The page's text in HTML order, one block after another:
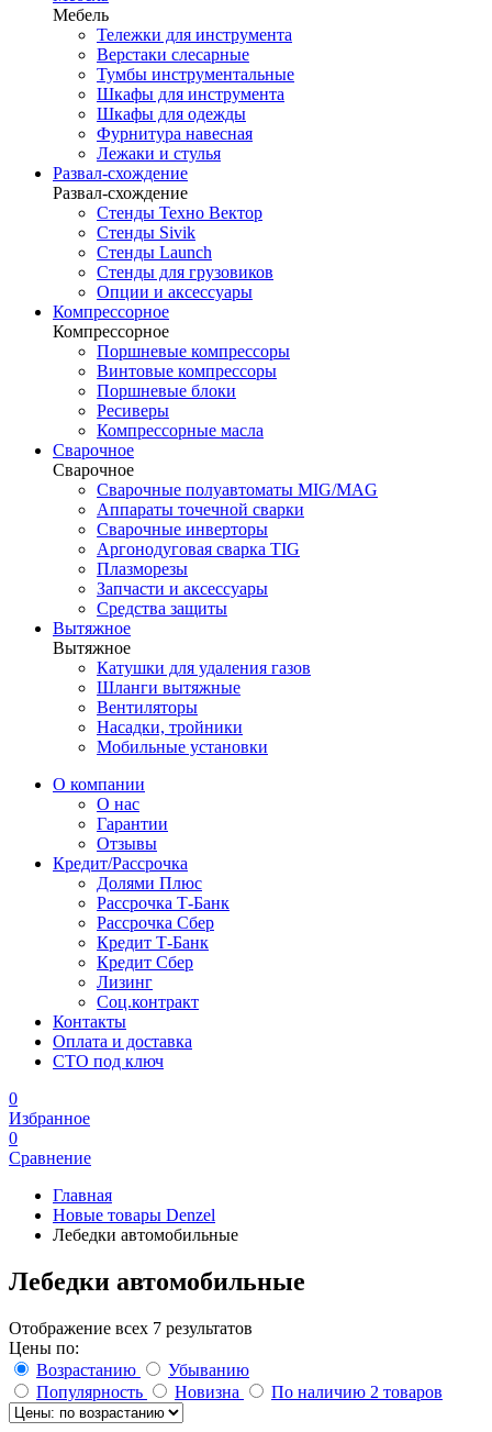
Мебель
Тележки для инструмента
Верстаки слесарные
Тумбы инструментальные
Шкафы для инструмента
Шкафы для одежды
Фурнитура навесная
Лежаки и стулья
Развал-схождение
Развал-схождение
Стенды Техно Вектор
Стенды Sivik
Стенды Launch
Стенды для грузовиков
Опции и аксессуары
Компрессорное
Компрессорное
Поршневые компрессоры
Винтовые компрессоры
Поршневые блоки
Ресиверы
Компрессорные масла
Сварочное
Сварочное
Сварочные полуавтоматы MIG/MAG
Аппараты точечной сварки
Сварочные инверторы
Аргонодуговая сварка TIG
Плазморезы
Запчасти и аксессуары
Средства защиты
Вытяжное
Вытяжное
Катушки для удаления газов
Шланги вытяжные
Вентиляторы
Насадки, тройники
Мобильные установки
О компании
О нас
Гарантии
Отзывы
Кредит/Рассрочка
Долями Плюс
Рассрочка Т-Банк
Рассрочка Сбер
Кредит Т-Банк
Кредит Сбер
Лизинг
Соц.контракт
Контакты
Оплата и доставка
СТО под ключ
0
Избранное
0
Сравнение
Главная
Новые товары Denzel
Лебедки автомобильные
Лебедки автомобильные
Отображение всех 7 результатов
Цены по:
Возрастанию
Убыванию
Популярность
Новизна По наличию 2 товаров